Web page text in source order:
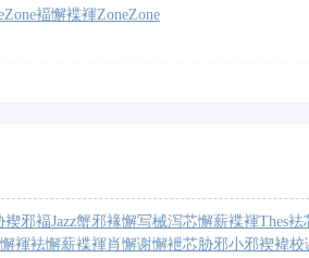
Zone褔懈褋褌ZoneZone
褉邪褔Jazz蟹邪褖懈写械泻芯懈薪褋褌Thes袪
褌袪懈薪褋褌肖懈谢懈袣芯胁邪小邪褉褘校